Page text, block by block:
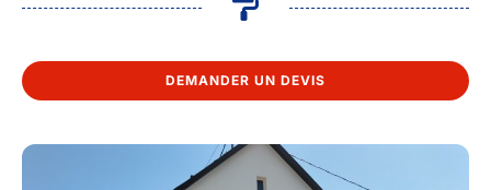
DEMANDER UN DEVIS